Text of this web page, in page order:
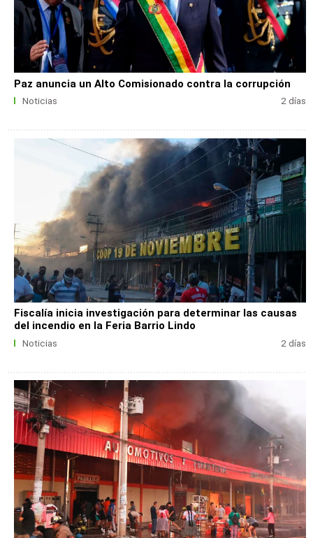
Paz anuncia un Alto Comisionado contra la corrupción
Noticias 2 días
Fiscalía inicia investigación para determinar las causas
del incendio en la Feria Barrio Lindo
Noticias 2 días